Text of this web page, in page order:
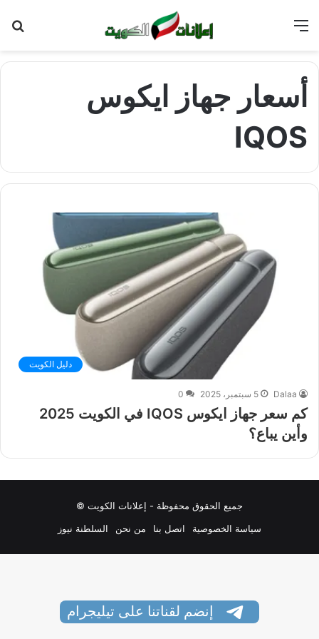
أسعار جهاز ايكوس
IQOS
دليل الكويت
Dalaa 5 سبتمبر، 2025 0
كم سعر جهاز ايكوس IQOS في الكويت 2025
وأين يباع؟
جميع الحقوق محفوظة - إعلانات الكويت ©
سياسة الخصوصية
اتصل بنا من نحن السلطنة نيوز
إنضم لقناتنا على تيليجرام